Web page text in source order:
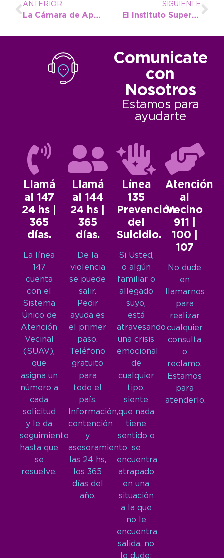
ANTERIOR
La Cámara de Apelación convalidó el procedimiento municipal y dejó sin efecto la suspensión de la subasta del Complejo Casino
SIGUIENTE
El Instituto Superior Municipal celebra su 2° aniversario con el acto de este viernes y la función del domingo
Comunicate
con
Nosotros
Estamos para
ayudarte
Llamá
al 147
24 hs |
365
días.
La línea
147
cuenta
con el
Sistema
Único de
Atención
Vecinal
(SUAV),
que
asigna un
número a
cada
solicitud
y le da
seguimiento
hasta que
se
resuelve.
Llamá
al 144
24 hs |
365
días.
De la
violencia
se puede
salir.
Pedir
ayuda es
el primer
paso.
Teléfono
gratuito
para
todo el
país.
Información,
contención
y
asesoramiento
las 24 hs,
los 365
días del
año.
Línea
135
Prevención
del
Suicidio.
Si Usted,
o algún
familiar o
allegado
suyo,
está
atravesando
una crisis
emocional
de
cualquier
tipo,
siente
que nada
tiene
sentido o
se
encuentra
atrapado
en una
situación
a la que
no le
encuentra
salida, no
lo dude:
Atención
al
Vecino
911 |
100 |
107
No dude
en
llamarnos
para
realizar
cualquier
consulta
o
reclamo.
Estamos
para
atenderlo.